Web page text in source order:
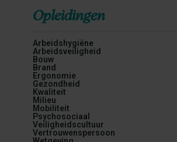
Opleidingen
Arbeidshygiëne
Arbeidsveiligheid
Bouw
Brand
Ergonomie
Gezondheid
Kwaliteit
Milieu
Mobiliteit
Psychosociaal
Veiligheidscultuur
Vertrouwenspersoon